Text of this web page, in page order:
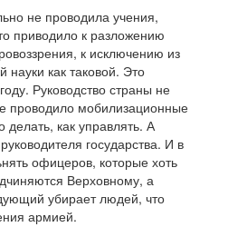
не проводила учения,
приводило к разложению
к исключению из
науки как таковой. Это
Руководство страны не
проводило мобилизационные
как управлять. А
государства. И в
офицеров, которые хоть
Верховному, а
убирает людей, что
армией.